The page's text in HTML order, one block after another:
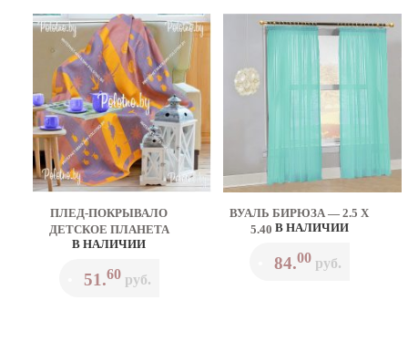
ПЛЕД-ПОКРЫВАЛО
ДЕТСКОЕ ПЛАНЕТА
В НАЛИЧИИ
51.60руб.
ВУАЛЬ БИРЮЗА — 2.5 Х
5.40 В НАЛИЧИИ
84.00руб.